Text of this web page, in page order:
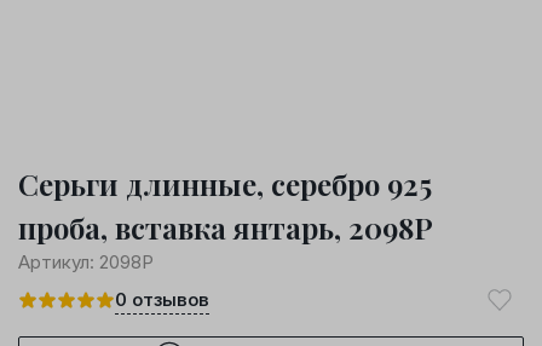
Серьги длинные, серебро 925
проба, вставка янтарь, 2098Р
Артикул: 2098Р
0 отзывов